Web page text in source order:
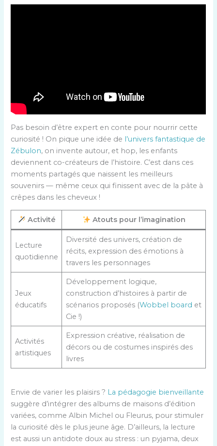
Pas besoin d’être expert en conte pour nourrir cette
curiosité ! On pique une idée de l’univers fantastique de
Zébulon, on invente autour, et hop, les enfants
deviennent co-créateurs de l’histoire. C’est dans ces
moments partagés que naissent les meilleurs
souvenirs — même ceux qui finissent avec de la pâte à
crêpes dans les cheveux !
Activité Atouts pour l’imagination
Lecture
quotidienne
Diversité des univers, création de
récits, expression des émotions à
travers les personnages
Jeux
éducatifs
Développement logique,
construction d’histoires à partir de
scénarios proposés (Wobbel board et
Cie !)
Activités
artistiques
Expression créative, réalisation de
décors ou de costumes inspirés des
livres
Envie de varier les plaisirs ? La pédagogie bienveillante
suggère d’intégrer des albums de maisons d’édition
variées, comme Albin Michel ou Fleurus, pour stimuler
la curiosité dès le plus jeune âge. D’ailleurs, la lecture
est aussi un antidote doux au stress : un pyjama, deux